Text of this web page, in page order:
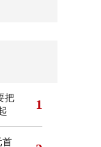
把
1
首